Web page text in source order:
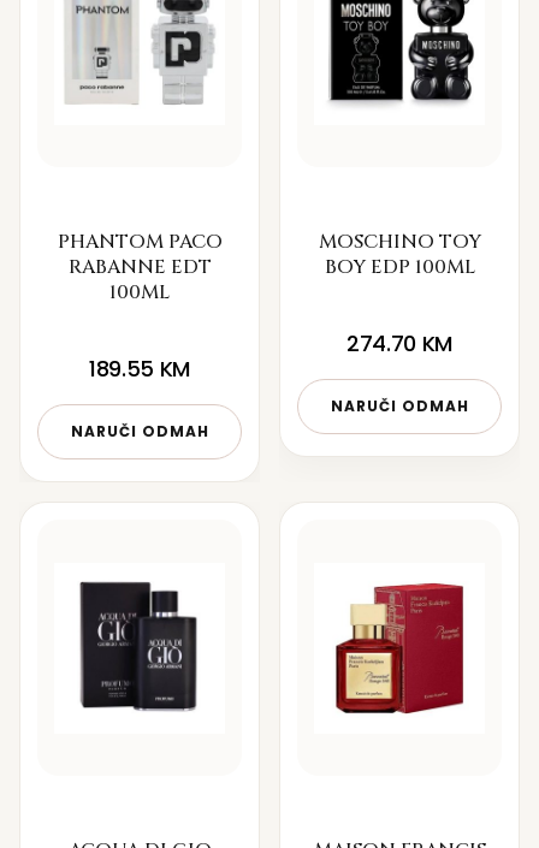
PHANTOM PACO
RABANNE EDT
100ML
189.55 KM
NARUČI ODMAH
MOSCHINO TOY
BOY EDP 100ML
274.70 KM
NARUČI ODMAH